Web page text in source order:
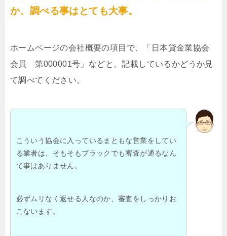
か、調べる事はとても大事。
ホームページの会社概要の項目で、「日本貸金業協会
会員 第000001号」などと、記載しているかどうか見
て調べてください。
こういう協会に入っているまともな営業をしてい
る業者は、そもそもブラックでも審査が通るなん
て事はありません。
必ずムリなく返せる人なのか、審査をしっかりお
こないます。